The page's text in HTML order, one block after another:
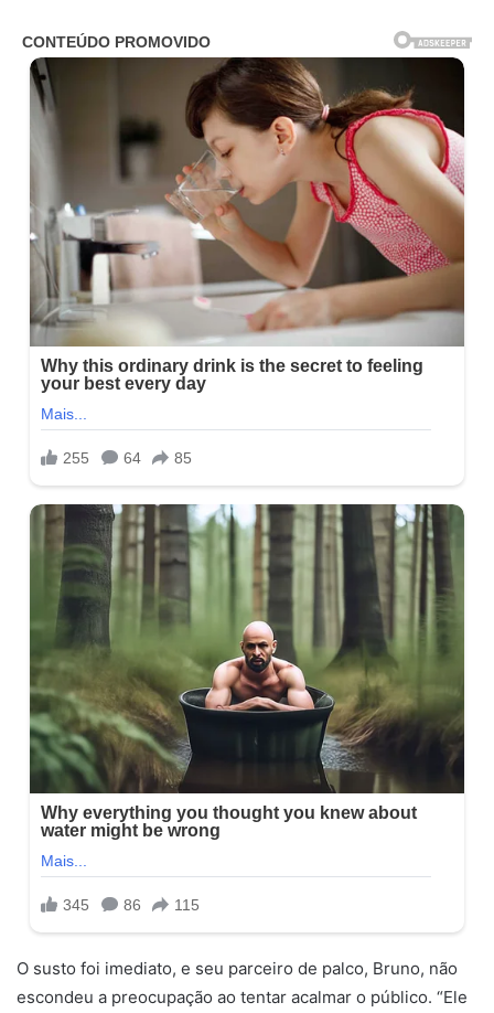
O susto foi imediato, e seu parceiro de palco, Bruno, não
escondeu a preocupação ao tentar acalmar o público. “Ele